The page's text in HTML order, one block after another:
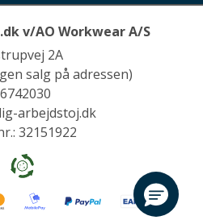
v/AO Workwear A/S
2A
salg på adressen)
arbejdstoj.dk
32151922